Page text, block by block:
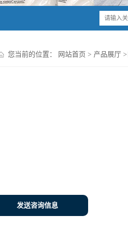
您当前的位置： 网站首页 > 产品展厅 >
发送咨询信息